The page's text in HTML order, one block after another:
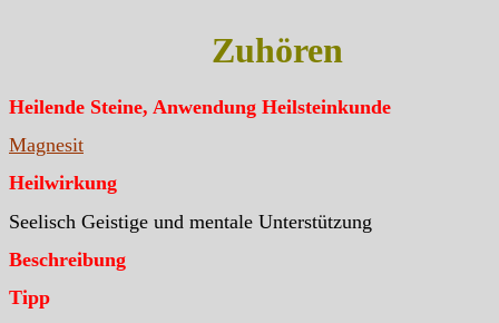
Zuhören
Heilende Steine, Anwendung Heilsteinkunde
Magnesit
Heilwirkung
Seelisch Geistige und mentale Unterstützung
Beschreibung
Tipp